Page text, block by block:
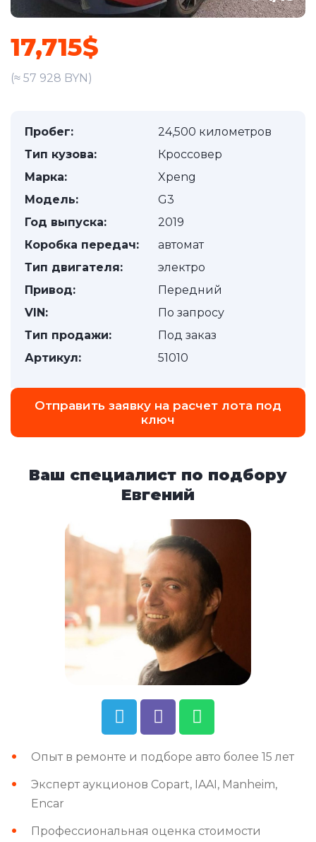
17,715$
(≈ 57 928 BYN)
Пробег:
24,500 километров
Тип кузова:
Кроссовер
Марка:
Xpeng
Модель:
G3
Год выпуска:
2019
Коробка передач:
автомат
Тип двигателя:
электро
Привод:
Передний
VIN:
По запросу
Тип продажи:
Под заказ
Артикул:
51010
Отправить заявку на расчет лота под
ключ
Ваш специалист по подбору
Евгений
Опыт в ремонте и подборе авто более 15 лет
Эксперт аукционов Copart, IAAI, Manheim,
Encar
Профессиональная оценка стоимости